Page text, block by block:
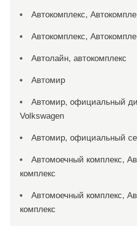
Автокомплекс,
Автокомплекс,
Автолайн, автокомплекс
Автомир
Автомир, официальный
Volkswagen
Автомир, официальный
Автомоечный комплекс,
комплекс
Автомоечный комплекс,
комплекс